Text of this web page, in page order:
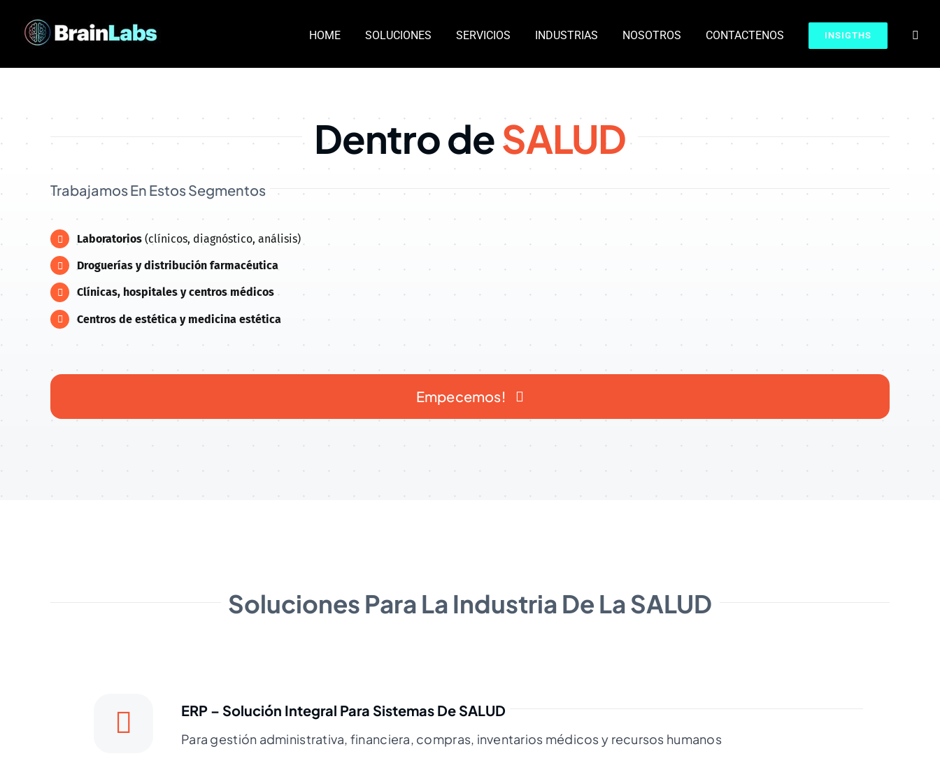
content
HOME SOLUCIONES SERVICIOS INDUSTRIAS NOSOTROS CONTACTENOS INSIGTHS
Dentro deSALUD
Trabajamos En Estos Segmentos
Laboratorios (clínicos, diagnóstico, análisis)
Droguerías y distribución farmacéutica
Clínicas, hospitales y centros médicos
Centros de estética y medicina estética
Empecemos!
Soluciones Para La Industria De LaSALUD
ERP – Solución Integral Para Sistemas De SALUD
Para gestión administrativa, financiera, compras, inventarios médicos y recursos humanos